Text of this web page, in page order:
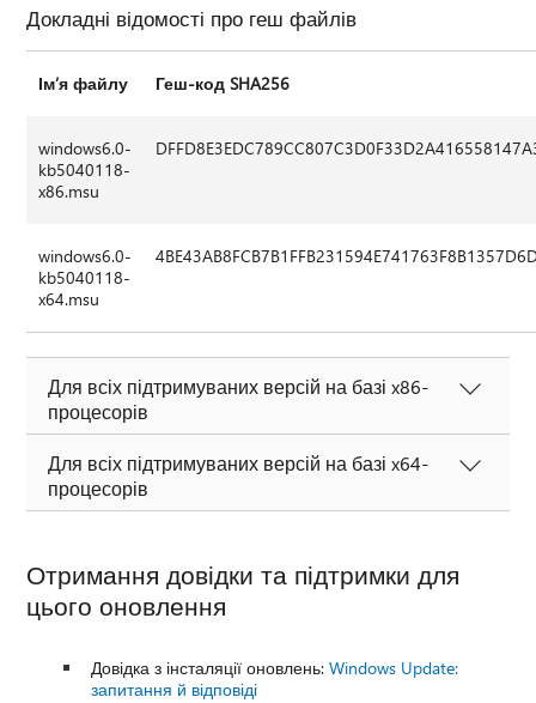
Докладні відомості про геш файлів
Ім’я файлу Геш-код SHA256
windows6.0-
kb5040118-
x86.msu
windows6.0-
kb5040118-
x64.msu
Для всіх підтримуваних версій на базі x86-
процесорів
Для всіх підтримуваних версій на базі x64-
процесорів
Отримання довідки та підтримки для
цього оновлення
Довідка з інсталяції оновлень:Windows Update:
запитання й відповіді